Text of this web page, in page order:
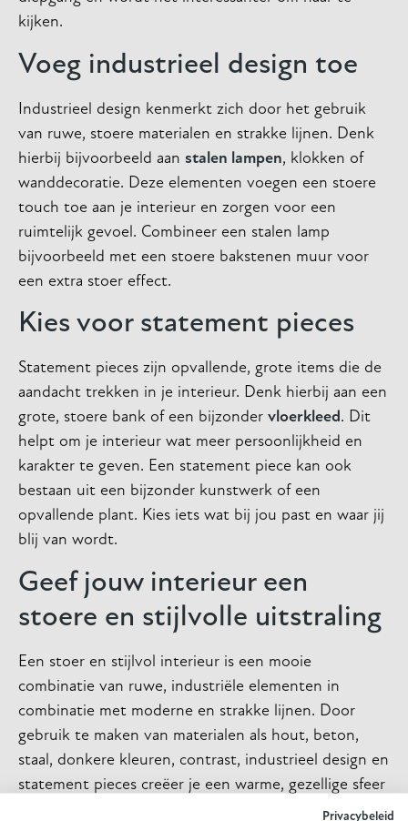
kijken.
Voeg industrieel design toe
Industrieel design kenmerkt zich door het gebruik
van ruwe, stoere materialen en strakke lijnen. Denk
hierbij bijvoorbeeld aan stalen lampen, klokken of
wanddecoratie. Deze elementen voegen een stoere
touch toe aan je interieur en zorgen voor een
ruimtelijk gevoel. Combineer een stalen lamp
bijvoorbeeld met een stoere bakstenen muur voor
een extra stoer effect.
Kies voor statement pieces
Statement pieces zijn opvallende, grote items die de
aandacht trekken in je interieur. Denk hierbij aan een
grote, stoere bank of een bijzonder vloerkleed. Dit
helpt om je interieur wat meer persoonlijkheid en
karakter te geven. Een statement piece kan ook
bestaan uit een bijzonder kunstwerk of een
opvallende plant. Kies iets wat bij jou past en waar jij
blij van wordt.
Geef jouw interieur een
stoere en stijlvolle uitstraling
Een stoer en stijlvol interieur is een mooie
combinatie van ruwe, industriële elementen in
combinatie met moderne en strakke lijnen. Door
gebruik te maken van materialen als hout, beton,
staal, donkere kleuren, contrast, industrieel design en
statement pieces creëer je een warme, gezellige sfeer
in huis. Durf te experimenteren en maak je interieur
Privacybeleid